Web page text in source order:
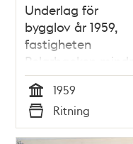
Underlag för
bygglov år 1959,
fastigheten
Pelarbacken mindre
21,23
Tid
1959
Typ
Ritning